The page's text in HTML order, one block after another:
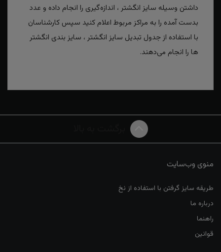
داشتن وسیله سایز انگشتر ، اندازه‌گیری را انجام داده و عدد
بدست آمده را به مراکز مربوط اعلام کنید سپس کارشناسان
با استفاده از جدول تبدیل سایز انگشتر ، سایز بندی انگشتر
ها را انجام می‌دهند.
منوی وب‌سایت
طریقه سایز گرفتن با استفاده از نخ
درباره ما
راهنما
قوانین